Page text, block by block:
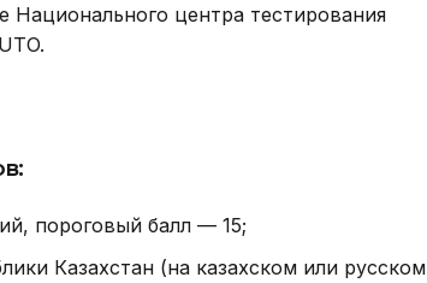
Национального центра тестирования
пороговый балл — 15;
Казахстан (на казахском или русском